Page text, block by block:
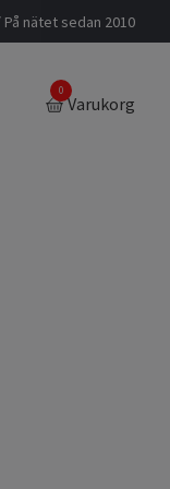
nätet sedan 2010
0
Varukorg